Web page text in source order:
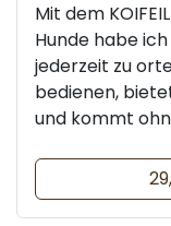
Mit dem
Hunde habe
jederzeit zu
bedienen,
und kommt